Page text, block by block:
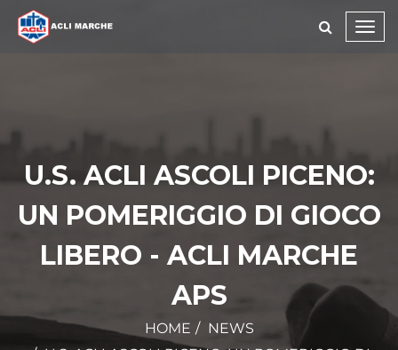
U.S. ACLI ASCOLI PICENO:
UN POMERIGGIO DI GIOCO
LIBERO - ACLI MARCHE
APS
HOME
NEWS